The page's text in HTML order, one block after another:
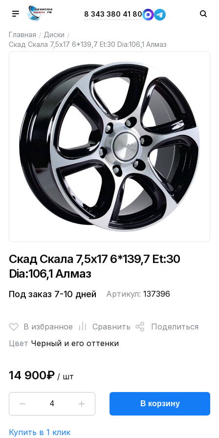
8 343 380 41 80
Главная / Диски /
Скад Скала 7,5x17 6*139,7 Et:30 Dia:106,1 Алмаз
Скад Скала 7,5x17 6*139,7 Et:30
Dia:106,1 Алмаз
Под заказ 7-10 дней Артикул: 137396
В избранное Сравнить
Поделиться
Цвет Черный и его оттенки
14 900₽/ шт
В корзину
Купить в 1 клик